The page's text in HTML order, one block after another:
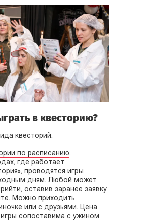
в квесторию?
квесторий.
по расписанию.
где работает
проводятся игры
дням. Любой может
оставив заранее заявку
Можно приходить
или с друзьями. Цена
игры сопоставима с ужином